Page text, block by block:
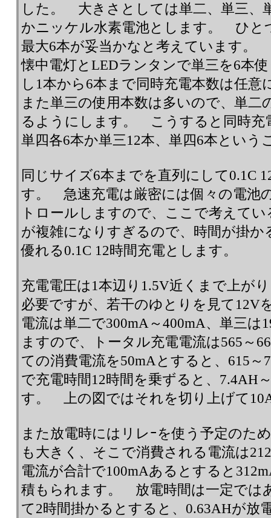
した。 大きさとしては単二、単三、
かニッケル水素電池とします。 ひと
最大6本が妥当かなと考えています。
懐中電灯とLEDランタンで単三を6本
し1本から6本まで同時充電本数は任
また単三の使用本数は多いので、単二
るようにします。 こうすると同時充
単四各6本か単三12本、単四6本という
同じサイズ6本までを直列にして0.1C
す。 急速充電は厳密には個々の電池
トロールしますので、ここで考えて
が複雑になりすぎるので、時間が掛か
優れる0.1C 12時間充電とします。
充電電圧は1本辺り1.5V近くまで上が
必要ですが、若干のゆとりを見て
電流は単二で300mA～400mA、単三は
ますので、トータル充電電流は565～
ての消費電流を50mAとすると、615～
で充電時間12時間を乗ずると、7.4AH
す。 上の図ではそれを切り上げて
また放電時にはリレｰを使う予定のた
も大きく、そこで消費される電流は
電流が合計で100mAあるとすると
積もられます。 放電時間は一定では
て2時間掛かるとすると、0.63AHが放